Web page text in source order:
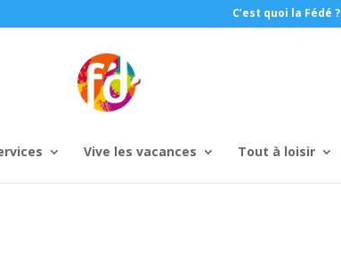
C’est quoi la Fédé ?
Vive les vacances Tout à loisir